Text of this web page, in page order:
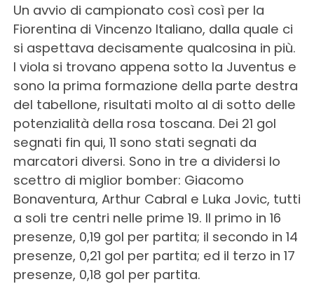
Un avvio di campionato così così per la
Fiorentina di Vincenzo Italiano, dalla quale ci
si aspettava decisamente qualcosina in più.
I viola si trovano appena sotto la Juventus e
sono la prima formazione della parte destra
del tabellone, risultati molto al di sotto delle
potenzialità della rosa toscana. Dei 21 gol
segnati fin qui, 11 sono stati segnati da
marcatori diversi. Sono in tre a dividersi lo
scettro di miglior bomber: Giacomo
Bonaventura, Arthur Cabral e Luka Jovic, tutti
a soli tre centri nelle prime 19. Il primo in 16
presenze, 0,19 gol per partita; il secondo in 14
presenze, 0,21 gol per partita; ed il terzo in 17
presenze, 0,18 gol per partita.